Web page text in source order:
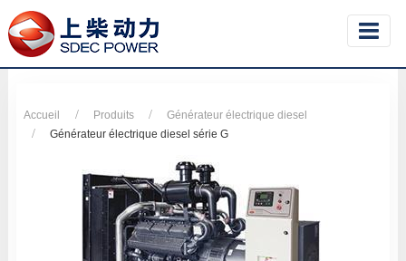
Accueil Produits
Générateur électrique diesel
Générateur électrique diesel série G